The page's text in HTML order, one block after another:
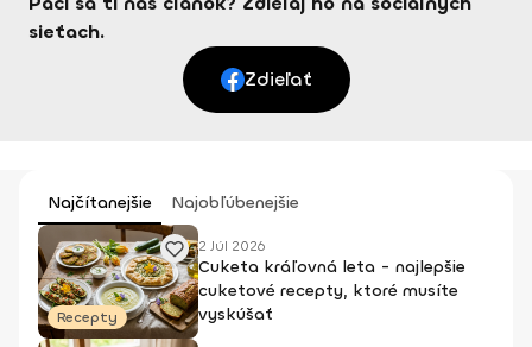
sieťach.
Zdieľať
Najčítanejšie Najobľúbenejšie
Recepty
2 Júl 2026
Cuketa kráľovná leta - najlepšie
cuketové recepty, ktoré musíte
vyskúšať